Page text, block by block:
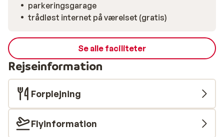
parkeringsgarage
trådløst internet på værelset (gratis)
Se alle faciliteter
Rejseinformation
Forplejning
Flyinformation